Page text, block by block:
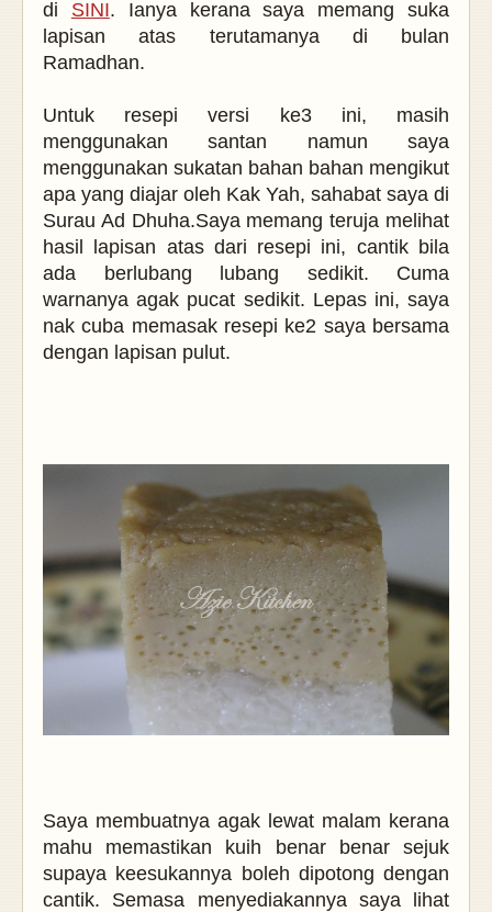
di SINI. Ianya kerana saya memang suka
lapisan atas terutamanya di bulan
Ramadhan.
Untuk resepi versi ke3 ini, masih
menggunakan santan namun saya
menggunakan sukatan bahan bahan mengikut
apa yang diajar oleh Kak Yah, sahabat saya di
Surau Ad Dhuha.Saya memang teruja melihat
hasil lapisan atas dari resepi ini, cantik bila
ada berlubang lubang sedikit. Cuma
warnanya agak pucat sedikit. Lepas ini, saya
nak cuba memasak resepi ke2 saya bersama
dengan lapisan pulut.
Saya membuatnya agak lewat malam kerana
mahu memastikan kuih benar benar sejuk
supaya keesukannya boleh dipotong dengan
cantik. Semasa menyediakannya saya lihat